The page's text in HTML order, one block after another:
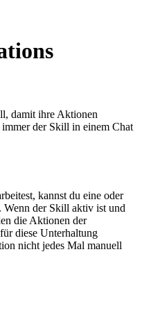
damit ihre Aktionen
der Skill in einem Chat
kannst du eine oder
Wenn der Skill aktiv ist und
die Aktionen der
diese Unterhaltung
nicht jedes Mal manuell